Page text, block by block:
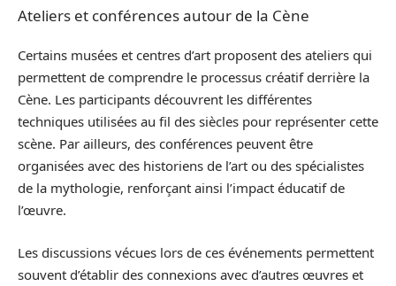
Ateliers et conférences autour de la Cène
Certains musées et centres d’art proposent des ateliers qui
permettent de comprendre le processus créatif derrière la
Cène. Les participants découvrent les différentes
techniques utilisées au fil des siècles pour représenter cette
scène. Par ailleurs, des conférences peuvent être
organisées avec des historiens de l’art ou des spécialistes
de la mythologie, renforçant ainsi l’impact éducatif de
l’œuvre.
Les discussions vécues lors de ces événements permettent
souvent d’établir des connexions avec d’autres œuvres et